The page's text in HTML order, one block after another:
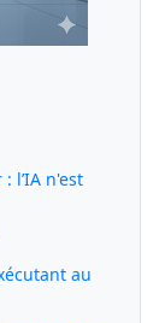
l’IA n'est
au